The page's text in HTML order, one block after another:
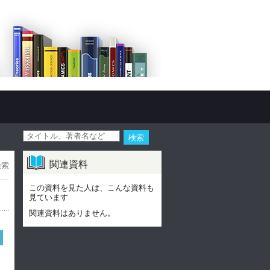
関連資料
この資料を見た人は、こんな資料も
見ています
関連資料はありません。